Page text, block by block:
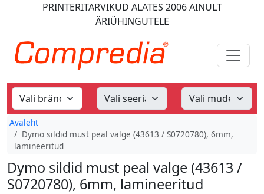
PRINTERITARVIKUD ALATES 2006AINULT
ÄRIÜHINGUTELE
Avaleht
Dymo sildid must peal valge (43613 / S0720780), 6mm,
lamineeritud
Dymo sildid must peal valge (43613 /
S0720780), 6mm, lamineeritud